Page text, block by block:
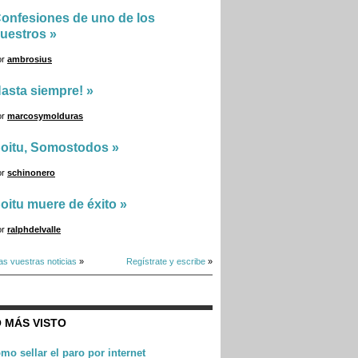
de uno de los
»
ambrosius
siempre! »
marcosymolduras
Somostodos »
schinonero
muere de éxito »
ralphdelvalle
vuestras noticias » Regístrate y escribe »
MÁS VISTO
sellar el paro por internet